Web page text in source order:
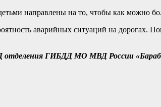
направлены на то, чтобы как
аварийных ситуаций на дорогах.
отделения ГИБДД МО МВД России